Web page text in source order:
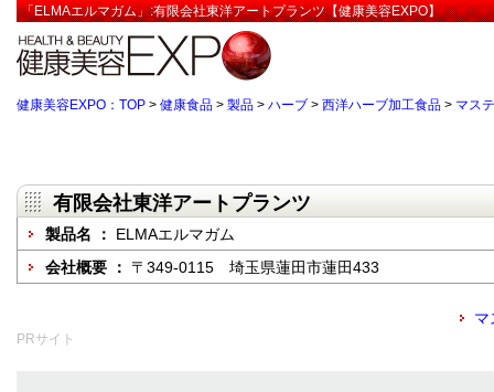
「ELMAエルマガム」:有限会社東洋アートプランツ【健康美容EXPO】
健康美容EXPO：TOP > 健康食品 > 製品 > ハーブ > 西洋ハーブ加工食品 > マス
有限会社東洋アートプランツ
製品名 ： ELMAエルマガム
会社概要 ： 〒349-0115 埼玉県蓮田市蓮田433
マ
PRサイト